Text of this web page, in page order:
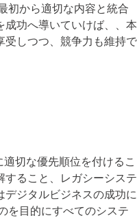
初から適切な内容と統合
功へ導いていけば、、本
受しつつ、競争力も維持で
切な優先順位を付けるこ
すること、レガシーシステ
デジタルビジネスの成功に
を目的にすべてのシステ